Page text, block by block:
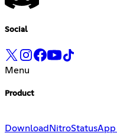
Social
Menu
Product
Download NitroStatus